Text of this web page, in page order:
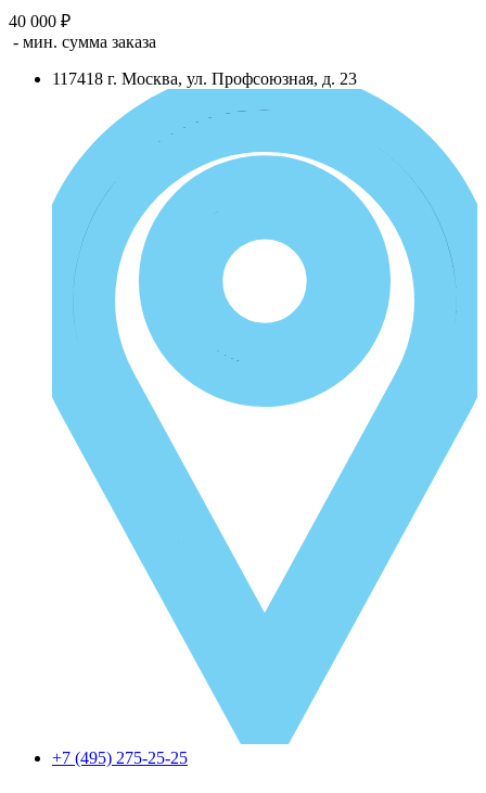
40 000 ₽
- мин. сумма заказа
117418 г. Москва, ул. Профсоюзная, д. 23
+7 (495) 275-25-25